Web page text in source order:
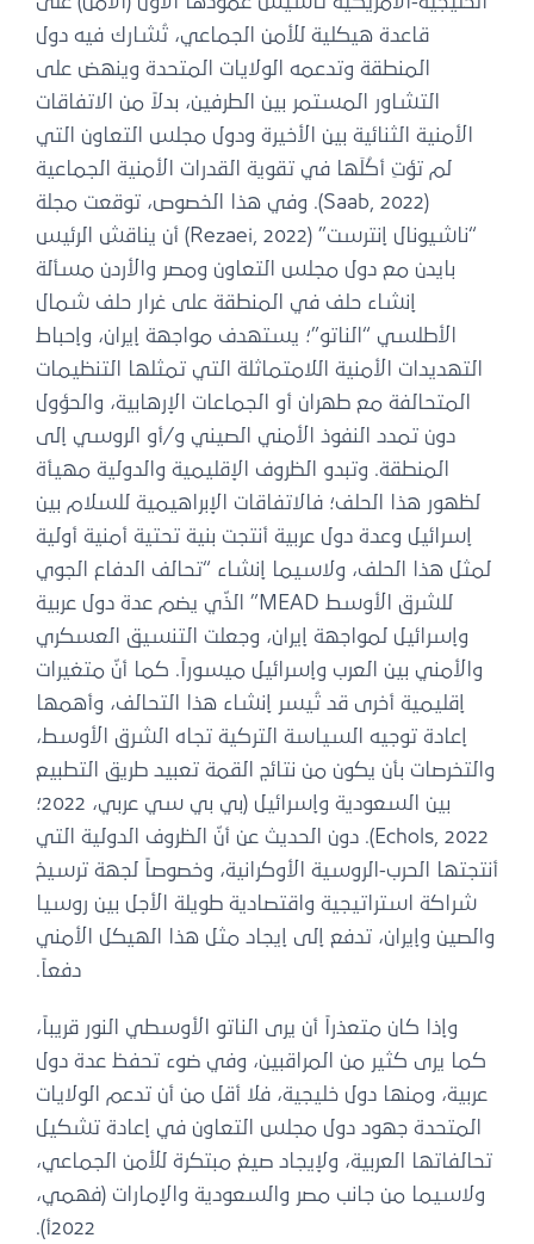
قاعدة هيكلية للأمن الجماعي، تُشارك فيه دول
المنطقة وتدعمه الولايات المتحدة وينهض على
التشاور المستمر بين الطرفين، بدلاً من الاتفاقات
الأمنية الثنائية بين الأخيرة ودول مجلس التعاون التي
لم تؤتِ أكُلَها في تقوية القدرات الأمنية الجماعية
(Saab, 2022). وفي هذا الخصوص، توقعت مجلة
“ناشيونال إنترست” (Rezaei, 2022) أن يناقش الرئيس
بايدن مع دول مجلس التعاون ومصر والأردن مسألة
إنشاء حلف في المنطقة على غرار حلف شمال
الأطلسي “الناتو”؛ يستهدف مواجهة إيران، وإحباط
التهديدات الأمنية اللامتماثلة التي تمثلها التنظيمات
المتحالفة مع طهران أو الجماعات الإرهابية، والحؤول
دون تمدد النفوذ الأمني الصيني و/أو الروسي إلى
المنطقة. وتبدو الظروف الإقليمية والدولية مهيأة
لظهور هذا الحلف؛ فالاتفاقات الإبراهيمية للسلام بين
إسرائيل وعدة دول عربية أنتجت بنية تحتية أمنية أولية
لمثل هذا الحلف، ولاسيما إنشاء “تحالف الدفاع الجوي
للشرق الأوسط MEAD” الذّي يضم عدة دول عربية
وإسرائيل لمواجهة إيران، وجعلت التنسيق العسكري
والأمني بين العرب وإسرائيل ميسوراً. كما أنّ متغيرات
إقليمية أخرى قد تُيسر إنشاء هذا التحالف، وأهمها
إعادة توجيه السياسة التركية تجاه الشرق الأوسط،
والتخرصات بأن يكون من نتائج القمة تعبيد طريق التطبيع
بين السعودية وإسرائيل (بي بي سي عربي، 2022؛
Echols, 2022). دون الحديث عن أنّ الظروف الدولية التي
أنتجتها الحرب-الروسية الأوكرانية، وخصوصاً لجهة ترسيخ
شراكة استراتيجية واقتصادية طويلة الأجل بين روسيا
والصين وإيران، تدفع إلى إيجاد مثل هذا الهيكل الأمني
دفعاً.
وإذا كان متعذراً أن يرى الناتو الأوسطي النور قريباً،
كما يرى كثير من المراقبين، وفي ضوء تحفظ عدة دول
عربية، ومنها دول خليجية، فلا أقل من أن تدعم الولايات
المتحدة جهود دول مجلس التعاون في إعادة تشكيل
تحالفاتها العربية، ولإيجاد صيغ مبتكرة للأمن الجماعي،
ولاسيما من جانب مصر والسعودية والإمارات (فهمي،
2022أ).